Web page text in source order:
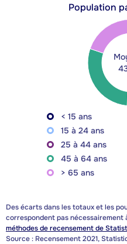
Population
< 15 ans
15 à 24 ans
25 à 44 ans
45 à 64 ans
> 65 ans
Des écarts dans les totaux et les
correspondent pas nécessairement
méthodes de recensement de
Source : Recensement 2021,